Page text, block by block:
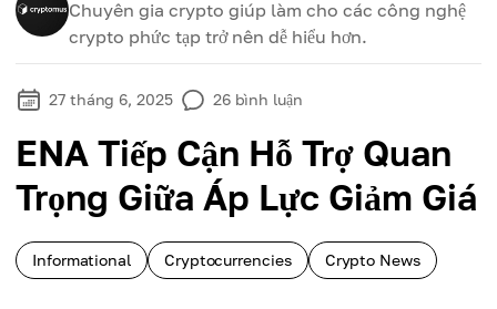
Chuyên gia crypto giúp làm cho các công nghệ
crypto phức tạp trở nên dễ hiểu hơn.
27 tháng 6, 2025 26 bình luận
ENA Tiếp Cận Hỗ Trợ Quan
Trọng Giữa Áp Lực Giảm Giá
Informational Cryptocurrencies Crypto News